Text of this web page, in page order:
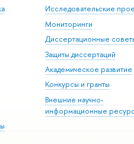
Исследовательские
Мониторинги
Диссертационные
Защиты диссертаций
Академическое развитие
Конкурсы и гранты
Внешние научно-
информационные